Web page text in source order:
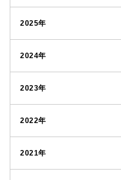
2025年
2024年
2023年
2022年
2021年